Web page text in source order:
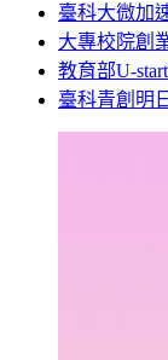
臺科大微加
大專校院創
教育部U-
臺科青創明